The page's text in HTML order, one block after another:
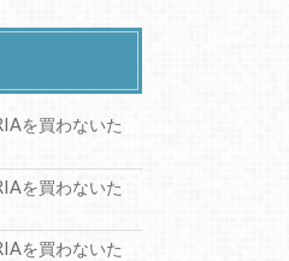
を買わないた
を買わないた
を買わないた